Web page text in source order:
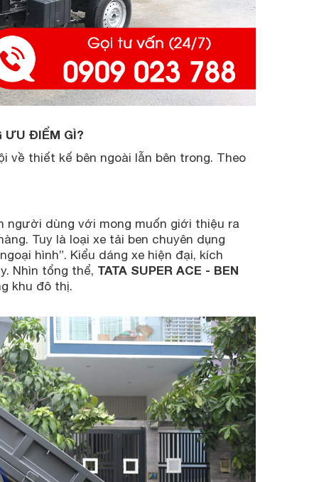
ƯU ĐIỂM GÌ?
về thiết kế bên ngoài lẫn bên trong. Theo
dùng với mong muốn giới thiệu ra
Tuy là loại xe tải ben chuyên dụng
hình”. Kiểu dáng xe hiện đại, kích
Nhìn tổng thể, TATA SUPER ACE - BEN
khu đô thị.